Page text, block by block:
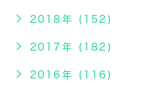
2018年 (152)
2017年 (182)
2016年 (116)